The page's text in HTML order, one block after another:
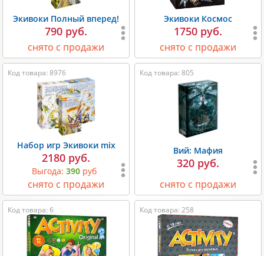
Экивоки Полный вперед!
790 руб.
снято с продажи
Экивоки Космос
1750 руб.
снято с продажи
Код товара: 8976
Набор игр Экивоки mix
2180 руб.
Выгода:390 руб
снято с продажи
Код товара: 805
Вий: Мафия
320 руб.
снято с продажи
Код товара: 6 Код товара: 258